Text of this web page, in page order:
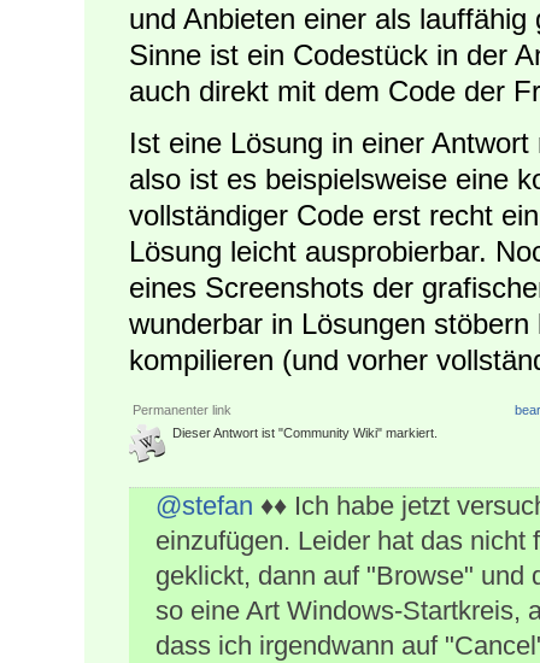
und Anbieten einer als
Sinne ist ein Codestück in der
auch direkt mit dem Code der
Ist eine Lösung in einer
also ist es beispielsweise eine
vollständiger Code erst recht
Lösung leicht ausprobierbar.
eines Screenshots der
wunderbar in Lösungen
kompilieren (und vorher
Permanenter link
Dieser Antwort ist "Community Wiki" markiert.
@stefan ♦♦ Ich habe jetzt
einzufügen. Leider hat das
geklickt, dann auf "Browse" und
so eine Art Windows-Startkreis,
dass ich irgendwann auf